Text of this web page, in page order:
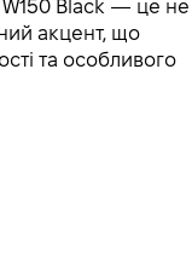
W150 Black — це не
акцент, що
та особливого